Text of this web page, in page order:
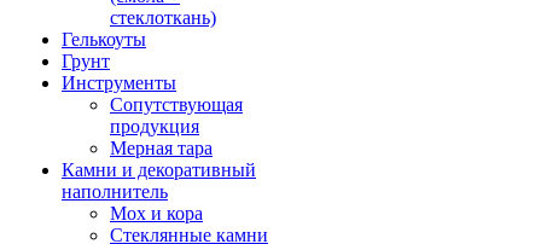
стеклоткань)
Гелькоуты
Грунт
Инструменты
Сопутствующая
продукция
Мерная тара
Камни и декоративный
наполнитель
Мох и кора
Стеклянные камни